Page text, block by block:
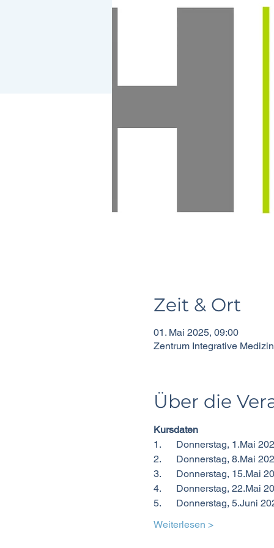
Zeit & Ort
01. Mai 2025, 09:00
Zentrum Integrative
Über die
Kursdaten
1.      Donnerstag, 1.Mai
2.      Donnerstag, 8.Mai
3.      Donnerstag, 15.Mai
4.      Donnerstag, 22.Mai
5.      Donnerstag, 5.Juni
Weiterlesen >